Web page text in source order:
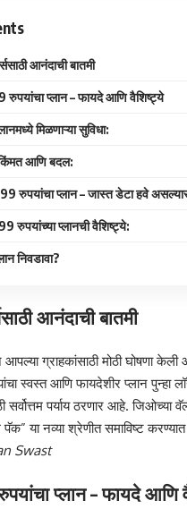
आनंदाची बातमी
प्लान – फायदे आणि वैशिष्ट्ये
मिळणाऱ्या सुविधा:
आणि बदल:
रुपयांचा प्लान – जास्त डेटा हवे असल्यास
रुपयांच्या प्लानची वैशिष्ट्ये:
निवडावा?
आनंदाची बातमी
ग्राहकांसाठी मोठी घोषणा
स्वस्त आणि फायदेशीर प्लान पुन्हा
सर्वोत्तम पर्याय ठरणार आहे. जिओच्या
पॅक” या नव्या श्रेणीत समाविष्ट
Swast
प्लान – फायदे आणि